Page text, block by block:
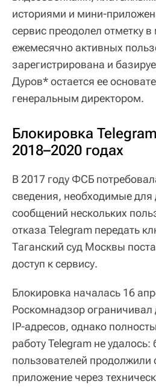
историями и мини-
сервис преодолел отметку
ежемесячно активных
зарегистрирована и
Дуров* остается ее
генеральным директором.
Блокировка
2018–2020 годах
В 2017 году ФСБ
сведения, необходимые для
сообщений нескольких
отказа Telegram передать
Таганский суд Москвы
доступ к сервису.
Блокировка началась 16
Роскомнадзор
IP-адресов, однако
работу Telegram не
пользователей продолжили
приложение через